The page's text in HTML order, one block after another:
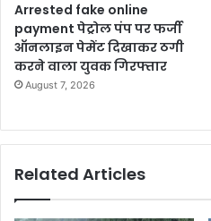
Arrested fake online
payment पेट्रोल पंप पर फर्जी
ऑनलाइन पेमेंट दिखाकर ठगी
करने वाला युवक गिरफ्तार
August 7, 2026
Related Articles